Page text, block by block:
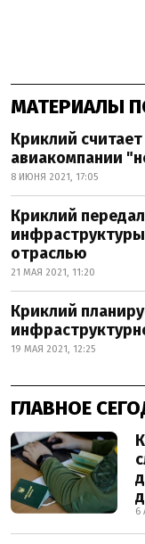
МАТЕРИАЛЫ
Криклий
авиакомпании
8 ИЮНЯ 2021, 17:05
Криклий
отраслью
21 МАЯ 2021, 11:20
Криклий
19 МАЯ 2021, 12:25
ГЛАВНОЕ
6